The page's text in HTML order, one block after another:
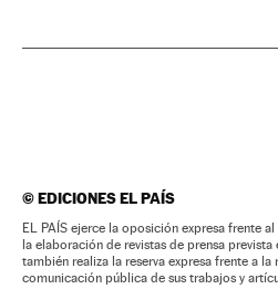
©EDICIONES EL PAÍS
EL PAÍS ejerce la oposición expresa frente
la elaboración de revistas de prensa
también realiza la reserva expresa frente a
comunicación pública de sus trabajos y